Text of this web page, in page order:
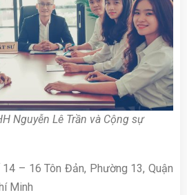
Nguyễn Lê Trần và Cộng sự
– 16 Tôn Đản, Phường 13, Quận
Minh